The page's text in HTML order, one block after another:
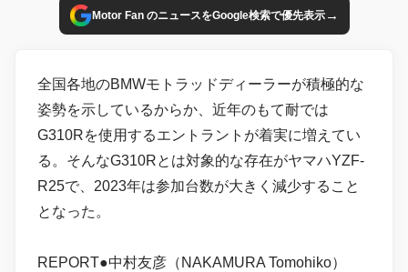
Motor Fan のニュースをGoogle検索で優先表示→
全国各地のBMWモトラッドディーラーが積極的な
姿勢を示しているからか、近年のもて耐では
G310Rを使用するエントラントが着実に増えてい
る。そんなG310Rとは対象的な存在がヤマハYZF-
R25で、2023年は参加台数が大きく減少すること
となった。
REPORT●中村友彦（NAKAMURA Tomohiko）